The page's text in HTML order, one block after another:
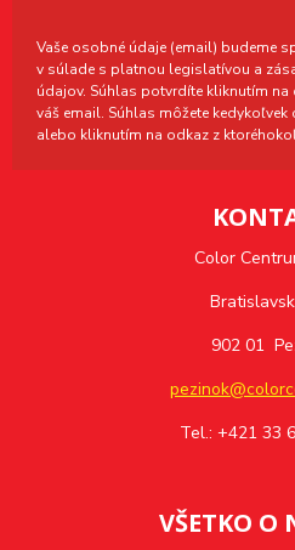
Vaše osobné údaje (email) budeme
v súlade s platnou legislatívou a
údajov. Súhlas potvrdíte kliknutím
váš email. Súhlas môžete
alebo kliknutím na odkaz z
Color
902 01
Tel.: +421 33
VŠETKO O